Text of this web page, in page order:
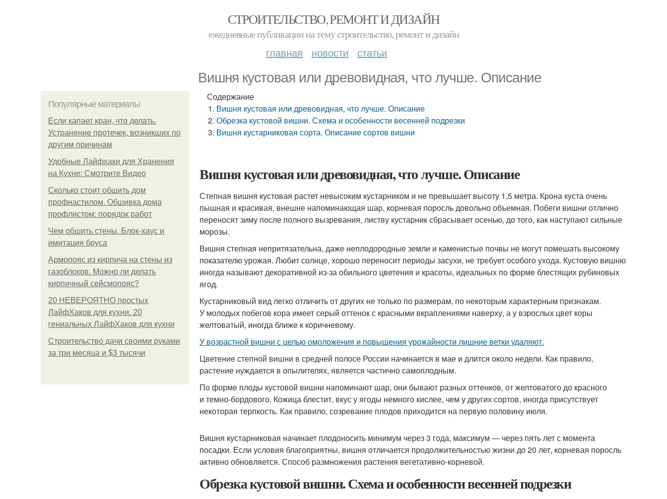
СТРОИТЕЛЬСТВО, РЕМОНТ И ДИЗАЙН
ежедневные публикации на тему строительство, ремонт и дизайн
главная новости статьи
Вишня кустовая или древовидная, что лучше. Описание
Популярные материалы
Если капает кран, что делать.
Устранение протечек, возникших по
другим причинам
Удобные Лайфхаки для Хранения
на Кухне: Смотрите Видео
Сколько стоит обшить дом
профнастилом. Обшивка дома
профлистом: порядок работ
Чем обшить стены. Блок-хаус и
имитация бруса
Армопояс из кирпича на стены из
газоблоков. Можно ли делать
кирпичный сейсмопояс?
20 НЕВЕРОЯТНО простых
ЛайфХаков для кухни. 20
гениальных ЛайфХаков для кухни
Строительство дачи своими руками
за три месяца и $3 тысячи
Содержание
Вишня кустовая или древовидная, что лучше. Описание
Обрезка кустовой вишни. Схема и особенности весенней подрезки
Вишня кустарниковая сорта. Описание сортов вишни
Вишня кустовая или древовидная, что лучше. Описание
Степная вишня кустовая растет невысоким кустарником и не превышает высоту 1,5 метра. Крона куста очень
пышная и красивая, внешне напоминающая шар, корневая поросль довольно объемная. Побеги вишни отлично
переносят зиму после полного вызревания, листву кустарник сбрасывает осенью, до того, как наступают сильные
морозы.
Вишня степная непритязательна, даже неплодородные земли и каменистые почвы не могут помешать высокому
показателю урожая. Любит солнце, хорошо переносит периоды засухи, не требует особого ухода. Кустовую вишню
иногда называют декоративной из-за обильного цветения и красоты, идеальных по форме блестящих рубиновых
ягод.
Кустарниковый вид легко отличить от других не только по размерам, по некоторым характерным признакам.
У молодых побегов кора имеет серый оттенок с красными вкраплениями наверху, а у взрослых цвет коры
желтоватый, иногда ближе к коричневому.
У возрастной вишни с целью омоложения и повышения урожайности лишние ветки удаляют.
Цветение степной вишни в средней полосе России начинается в мае и длится около недели. Как правило,
растение нуждается в опылителях, является частично самоплодным.
По форме плоды кустовой вишни напоминают шар, они бывают разных оттенков, от желтоватого до красного
и темно-бордового. Кожица блестит, вкус у ягоды немного кислее, чем у других сортов, иногда присутствует
некоторая терпкость. Как правило, созревание плодов приходится на первую половину июля.
Вишня кустарниковая начинает плодоносить минимум через 3 года, максимум — через пять лет с момента
посадки. Если условия благоприятны, вишня отличается продолжительностью жизни до 20 лет, корневая поросль
активно обновляется. Способ размножения растения вегетативно-корневой.
Обрезка кустовой вишни. Схема и особенности весенней подрезки